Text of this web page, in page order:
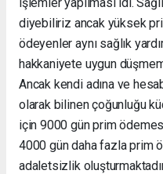
diyebiliriz ancak yüksek
ödeyenler aynı sağlık
hakkaniyete uygun
Ancak kendi adına ve
olarak bilinen çoğunluğu
için 9000 gün prim
4000 gün daha fazla prim
adaletsizlik